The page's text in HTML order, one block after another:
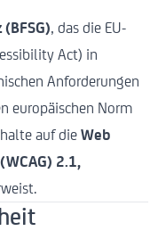
, das die EU-
Act) in
Anforderungen
europäischen Norm
auf dieWeb
2.1,